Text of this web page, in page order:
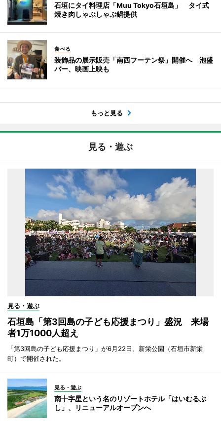
石垣にタイ料理店「Muu Tokyo石垣島」 タイ式
焼き肉しゃぶしゃぶ鍋提供
食べる
装飾品の展示販売「南西フーテン祭」開催へ 泡盛
バー、映画上映も
もっと見る
見る・遊ぶ
見る・遊ぶ
石垣島「第3回島の子ども応援まつり」盛況 来場
者1万1000人超え
「第3回島の子ども応援まつり」が6月22日、新栄公園（石垣市新栄
町）で開催された。
見る・遊ぶ
南十字星という名のリゾートホテル「はいむるぶ
し」、リニューアルオープンへ